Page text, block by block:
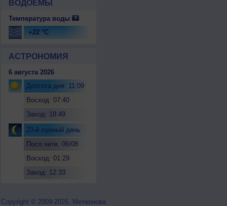
ВОДОЕМЫ
Температура воды
+22 °C
АСТРОНОМИЯ
6 августа 2026
Долгота дня: 11:09
Восход: 07:40
Заход: 18:49
23-й лунный день
Посл.четв. 06/08
Восход: 01:29
Заход: 12:33
Copyright © 2009-2026, Метеонова